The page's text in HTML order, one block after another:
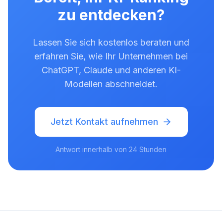
zu entdecken?
Lassen Sie sich kostenlos beraten und
erfahren Sie, wie Ihr Unternehmen bei
ChatGPT, Claude und anderen KI-
Modellen abschneidet.
Jetzt Kontakt aufnehmen
Antwort innerhalb von 24 Stunden